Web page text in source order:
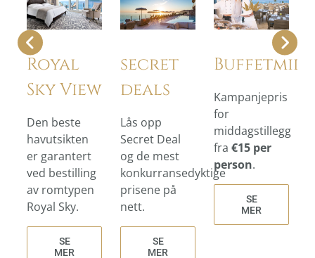
Royal
Sky View
Den beste
havutsikten
er garantert
ved bestilling
av romtypen
Royal Sky.
SE
MER
secret
deals
Lås opp
Secret Deal
og de mest
konkurransedyktige
prisene på
nett.
SE
MER
Kampanjepris
for
middagstillegg
fra €15 per
person.
SE
MER